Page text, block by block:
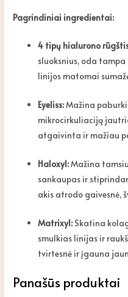
Pagrindiniai ingredientai:
4 tipų hialurono
sluoksnius, oda tampa
linijos matomai
Eyeliss:Mažina
mikrocirkuliaciją
atgaivinta ir mažiau
Haloxyl:Mažina
sankaupas ir
akis atrodo gaivesnė,
Matrixyl: Skatina
smulkias linijas ir
tvirtesnė ir įgauna
Panašūs produktai